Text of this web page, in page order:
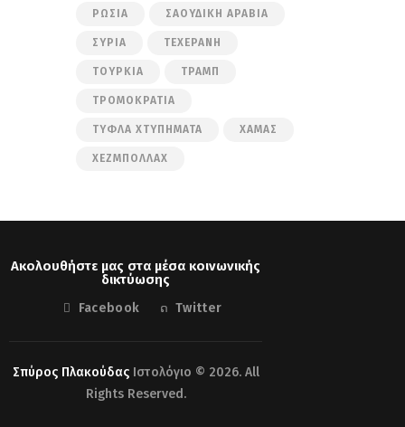
ΡΩΣΊΑ ΣΑΟΥΔΙΚΉ ΑΡΑΒΊΑ
ΣΥΡΊΑ ΤΕΧΕΡΆΝΗ
ΤΟΥΡΚΊΑ ΤΡΑΜΠ
ΤΡΟΜΟΚΡΑΤΊΑ
ΤΥΦΛΆ ΧΤΥΠΉΜΑΤΑ ΧΑΜΆΣ
ΧΕΖΜΠΟΛΛΆΧ
Ακολουθήστε μας στα μέσα κοινωνικής
δικτύωσης
Facebook Twitter
Σπύρος ΠλακούδαςΙστολόγιο © 2026. All
Rights Reserved.